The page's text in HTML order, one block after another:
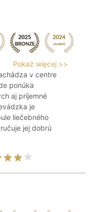
Pokaż więcej >>
v centre
ponúka
aj príjemné
je
liečebného
jej dobrú